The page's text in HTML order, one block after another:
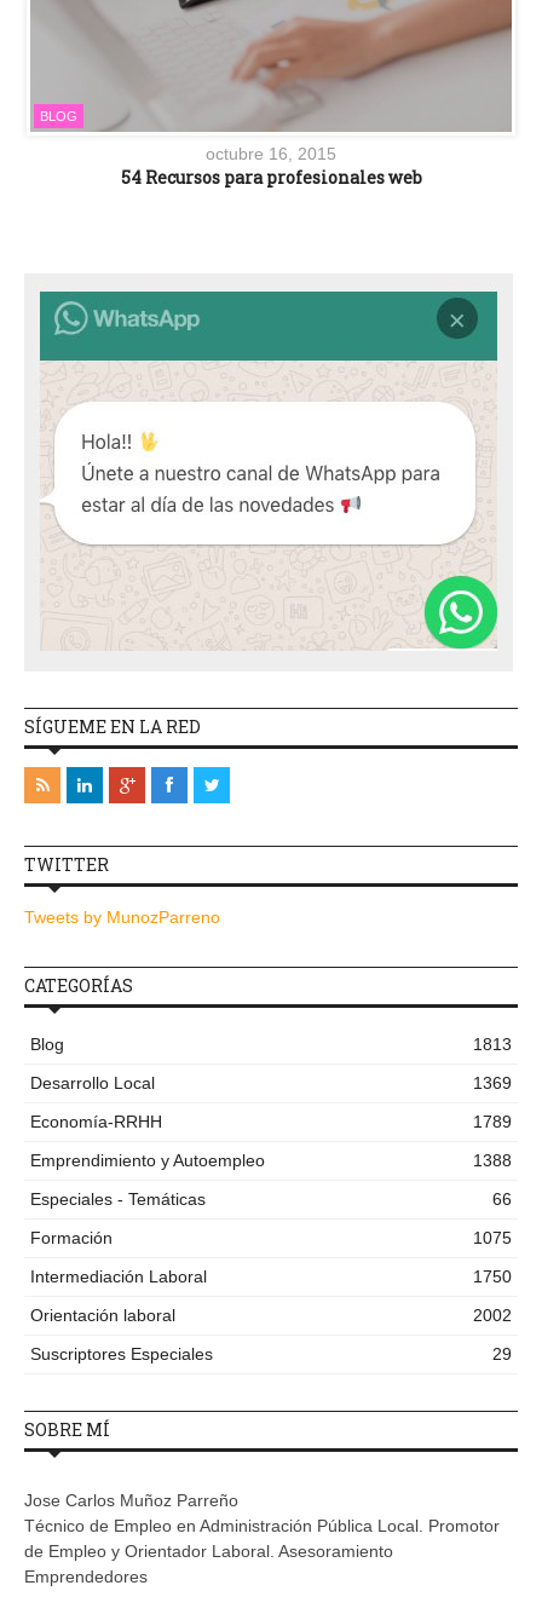
BLOG
octubre 16, 2015
54 Recursos para profesionales web
SÍGUEME EN LA RED
TWITTER
Tweets by MunozParreno
CATEGORÍAS
Blog
1813
Desarrollo Local
1369
Economía-RRHH
1789
Emprendimiento y Autoempleo
1388
Especiales - Temáticas
66
Formación
1075
Intermediación Laboral
1750
Orientación laboral
2002
Suscriptores Especiales
29
SOBRE MÍ
Jose Carlos Muñoz Parreño
Técnico de Empleo en Administración Pública Local. Promotor
de Empleo y Orientador Laboral. Asesoramiento
Emprendedores